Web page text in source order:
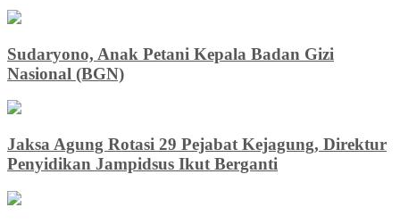
Sudaryono, Anak Petani Kepala Badan Gizi
Nasional (BGN)
Jaksa Agung Rotasi 29 Pejabat Kejagung, Direktur
Penyidikan Jampidsus Ikut Berganti